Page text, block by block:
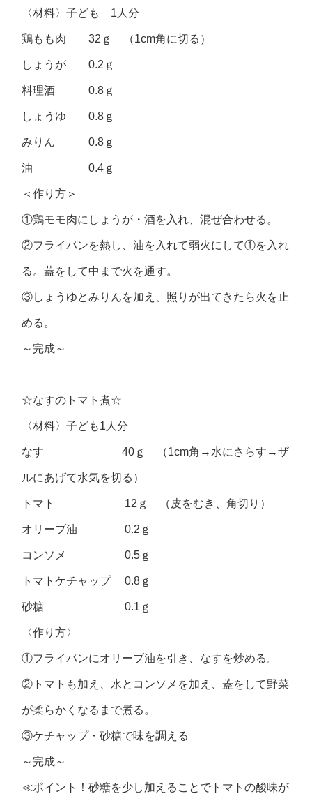
〈材料〉子ども 1人分
鶏もも肉 32ｇ （1cm角に切る）
しょうが 0.2ｇ
料理酒 0.8ｇ
しょうゆ 0.8ｇ
みりん 0.8ｇ
油 0.4ｇ
＜作り方＞
①鶏モモ肉にしょうが・酒を入れ、混ぜ合わせる。
②フライパンを熱し、油を入れて弱火にして①を入れ
る。蓋をして中まで火を通す。
③しょうゆとみりんを加え、照りが出てきたら火を止
める。
～完成～
☆なすのトマト煮☆
〈材料〉子ども1人分
なす 40ｇ （1cm角→水にさらす→ザ
ルにあげて水気を切る）
トマト 12ｇ （皮をむき、角切り）
オリーブ油 0.2ｇ
コンソメ 0.5ｇ
トマトケチャップ 0.8ｇ
砂糖 0.1ｇ
〈作り方〉
①フライパンにオリーブ油を引き、なすを炒める。
②トマトも加え、水とコンソメを加え、蓋をして野菜
が柔らかくなるまで煮る。
③ケチャップ・砂糖で味を調える
～完成～
≪ポイント！砂糖を少し加えることでトマトの酸味が